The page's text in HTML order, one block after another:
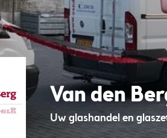
Van den
Uw glashandel en